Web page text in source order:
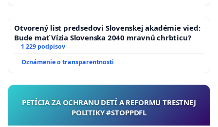
Otvorený list predsedovi Slovenskej akadémie vied:
Bude mať Vízia Slovenska 2040 mravnú chrbticu?
1 229 podpisov
Oznámenie o transparentnosti
PETÍCIA ZA OCHRANU DETÍ A REFORMU TRESTNEJ
POLITIKY #STOPPDFL